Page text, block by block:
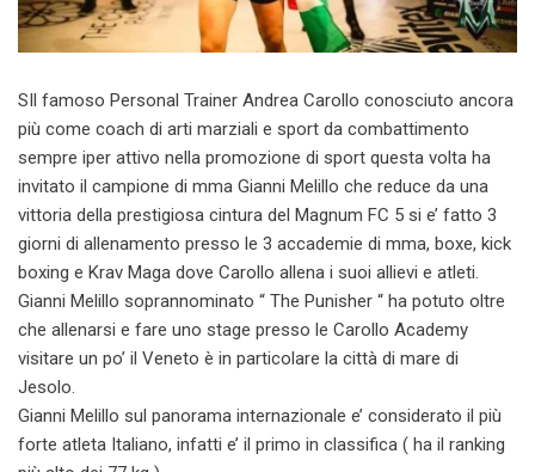
SIl famoso Personal Trainer Andrea Carollo conosciuto ancora
più come coach di arti marziali e sport da combattimento
sempre iper attivo nella promozione di sport questa volta ha
invitato il campione di mma Gianni Melillo che reduce da una
vittoria della prestigiosa cintura del Magnum FC 5 si e’ fatto 3
giorni di allenamento presso le 3 accademie di mma, boxe, kick
boxing e Krav Maga dove Carollo allena i suoi allievi e atleti.
Gianni Melillo soprannominato “ The Punisher “ ha potuto oltre
che allenarsi e fare uno stage presso le Carollo Academy
visitare un po’ il Veneto è in particolare la città di mare di
Jesolo.
Gianni Melillo sul panorama internazionale e’ considerato il più
forte atleta Italiano, infatti e’ il primo in classifica ( ha il ranking